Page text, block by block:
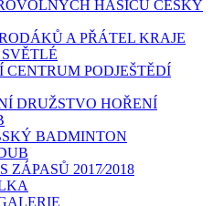
HASIČŮ ČESKÝ
A PŘÁTEL KRAJE
CENTRUM PODJEŠTĚDÍ
DRUŽSTVO HOŘENÍ
BADMINTON
ZÁPASŮ 2017⁄2018